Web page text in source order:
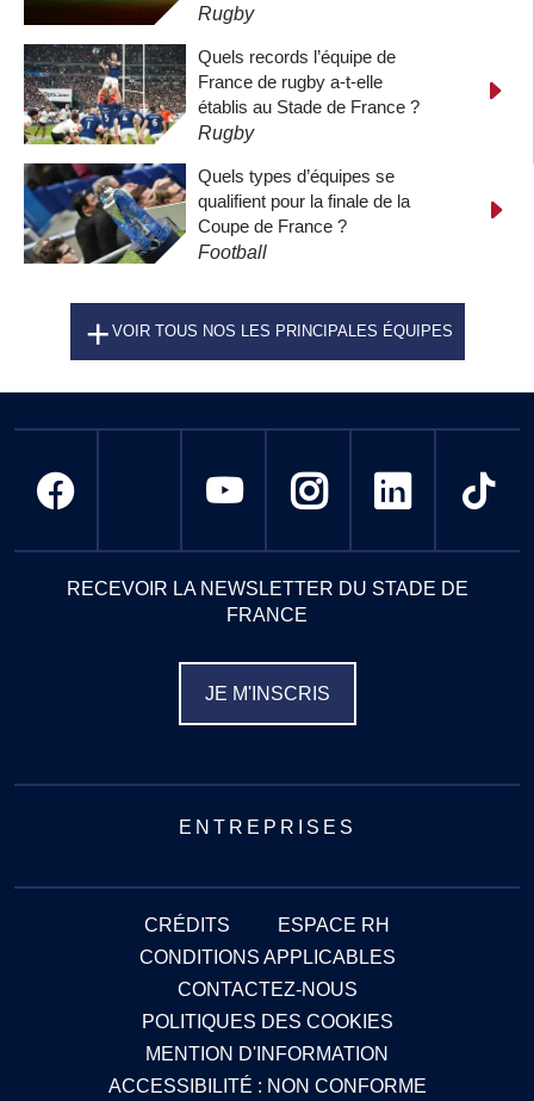
Rugby
Quels records l’équipe de
France de rugby a-t-elle
établis au Stade de France ?
Rugby
Quels types d’équipes se
qualifient pour la finale de la
Coupe de France ?
Football
VOIR TOUS NOS LES PRINCIPALES ÉQUIPES
RECEVOIR LA NEWSLETTER DU STADE DE
FRANCE
JE M'INSCRIS
ENTREPRISES
CRÉDITS
ESPACE RH
CONDITIONS APPLICABLES
CONTACTEZ-NOUS
POLITIQUES DES COOKIES
MENTION D'INFORMATION
ACCESSIBILITÉ : NON CONFORME